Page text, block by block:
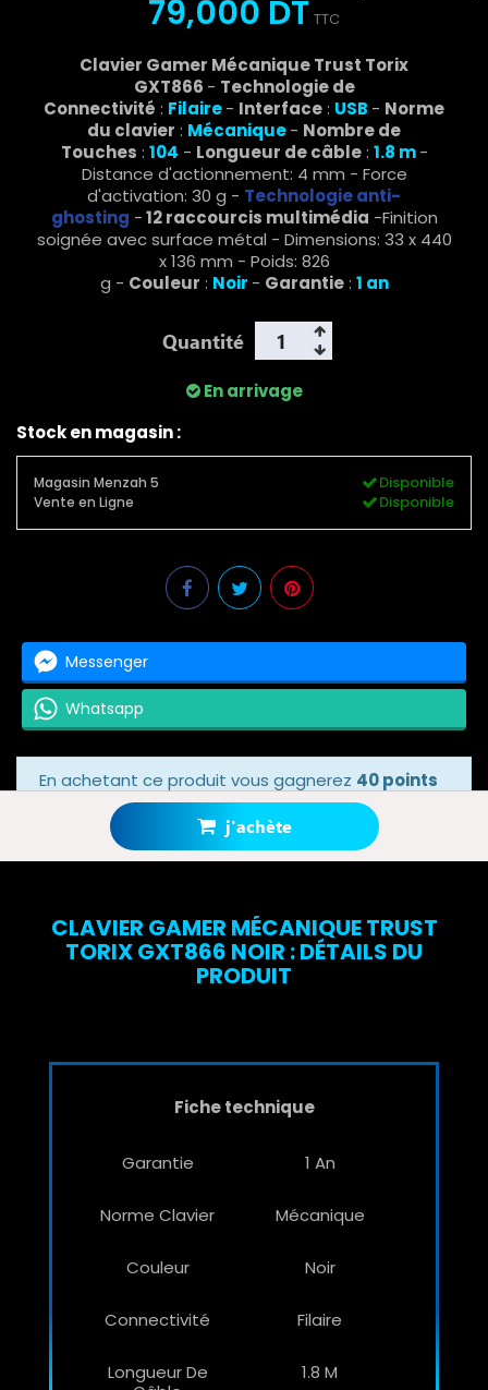
79,000 DT TTC
Clavier Gamer Mécanique Trust Torix
GXT866 - Technologie de
Connectivité : Filaire- Interface: USB - Norme
du clavier : Mécanique- Nombre de
Touches : 104 - Longueur de câble: 1.8 m -
Distance d'actionnement: 4 mm - Force
d'activation: 30 g - Technologie anti-
ghosting -12 raccourcis multimédia -Finition
soignée avec surface métal - Dimensions: 33 x 440
x 136 mm - Poids: 826
g - Couleur : Noir - Garantie: 1 an
Quantité
j'achète
En arrivage
Stock en magasin :
Magasin Menzah 5 Disponible
Vente en Ligne Disponible
Messenger
Whatsapp
En achetant ce produit vous gagnerez 40 points
grâce à notre programme de fidélité.
Votre panier totalisera40 points bonus
CLAVIER GAMER MÉCANIQUE TRUST
TORIX GXT866 NOIR : DÉTAILS DU
PRODUIT
Fiche technique
Garantie 1 An
Norme Clavier Mécanique
Couleur Noir
Connectivité Filaire
Longueur De
1.8 M